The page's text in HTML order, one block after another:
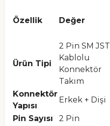
Özellik Değer
Ürün Tipi
2 Pin SM JST
Kablolu
Konnektör
Takım
Konnektör
Yapısı
Erkek + Dişi
Pin Sayısı
2 Pin